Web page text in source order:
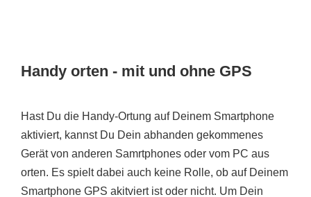
Handy orten - mit und ohne GPS
Hast Du die Handy-Ortung auf Deinem Smartphone
aktiviert, kannst Du Dein abhanden gekommenes
Gerät von anderen Samrtphones oder vom PC aus
orten. Es spielt dabei auch keine Rolle, ob auf Deinem
Smartphone GPS akitviert ist oder nicht. Um Dein